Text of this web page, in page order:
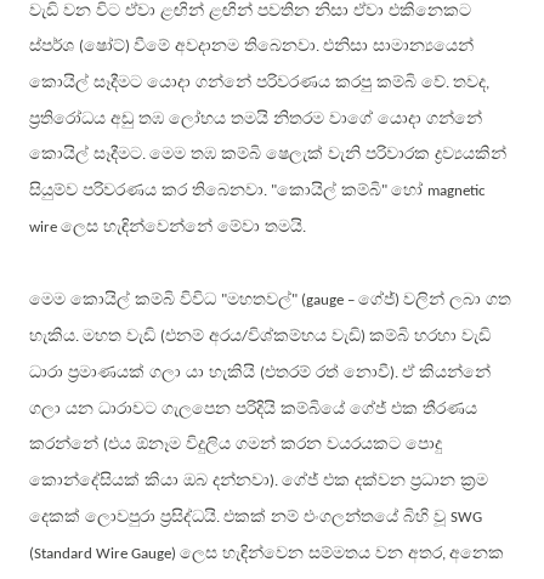
වැඩි වන විට ඒවා ළඟින් ළඟින් පවතින නිසා ඒවා එකිනෙකට
ස්පර්ශ (ෂෝට්) වීමේ අවදානම තිබෙනවා. එනිසා සාමාන්‍යයෙන්
කොයිල් සෑදීමට යොදා ගන්නේ පරිවරණය කරපු කම්බි වේ. තවද,
ප්‍රතිරෝධය අඩු තඹ ලෝහය තමයි නිතරම වාගේ යොදා ගන්නේ
කොයිල් සෑදීමට. මෙම තඹ කම්බි ෂෙලැක් වැනි පරිවාරක ද්‍රව්‍යයකින්
සියුම්ව පරිවරණය කර තිබෙනවා. "කොයිල් කම්බි" හෝ magnetic
wire ලෙස හැඳින්වෙන්නේ මේවා තමයි.
මෙම කොයිල් කම්බි විවිධ "මහතවල්" (gauge – ගේජ්) වලින් ලබා ගත
හැකිය. මහත වැඩි (එනම් අරය/විශ්කම්භය වැඩි) කම්බි හරහා වැඩි
ධාරා ප්‍රමාණයක් ගලා යා හැකියි (එතරම් රත් නොවී). ඒ කියන්නේ
ගලා යන ධාරාවට ගැලපෙන පරිදියි කම්බියේ ගේජ් එක තීරණය
කරන්නේ (එය ඕනෑම විදුලිය ගමන් කරන වයරයකට පොදු
කොන්දේසියක් කියා ඔබ දන්නවා). ගේජ් එක දක්වන ප්‍රධාන ක්‍රම
දෙකක් ලොවපුරා ප්‍රසිද්ධයි. එකක් නම් එංගලන්තයේ බිහි වූ SWG
(Standard Wire Gauge) ලෙස හැඳින්වෙන සම්මතය වන අතර, අනෙක